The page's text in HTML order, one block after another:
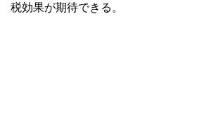
税効果が期待できる。